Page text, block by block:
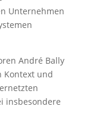
Unternehmen
André Bally
Kontext und
insbesondere